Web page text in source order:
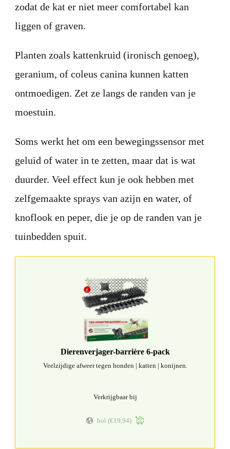
zodat de kat er niet meer comfortabel kan
liggen of graven.
Planten zoals kattenkruid (ironisch genoeg),
geranium, of coleus canina kunnen katten
ontmoedigen. Zet ze langs de randen van je
moestuin.
Soms werkt het om een bewegingssensor met
geluid of water in te zetten, maar dat is wat
duurder. Veel effect kun je ook hebben met
zelfgemaakte sprays van azijn en water, of
knoflook en peper, die je op de randen van je
tuinbedden spuit.
Dierenverjager-barrière 6-pack
Veelzijdige afweer tegen honden | katten | konijnen.
Verkrijgbaar bij
bol (€19,94)